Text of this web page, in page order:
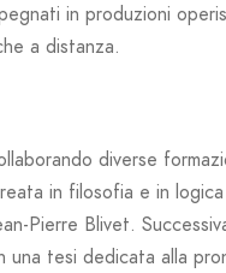
in produzioni
a distanza.
diverse
in filosofia e in
Pierre Blivet.
una tesi dedicata alla